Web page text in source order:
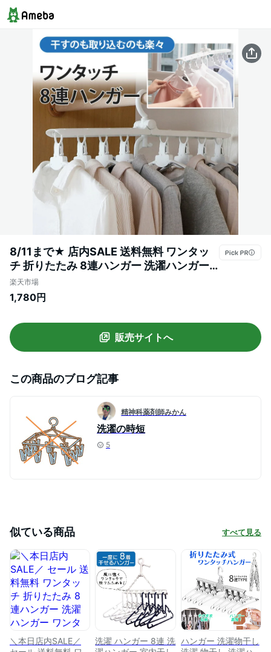
8/11まで★ 店内SALE 送料無料 ワンタッ
チ 折りたたみ 8連ハンガー 洗濯ハンガー
ワンタッチハンガー 連結ハンガー 物干し
ハンガー 8本 コンパクト 洗濯物干し 室内
新生活 ひとり暮らし
楽天市場
1,780円
販売サイトへ
この商品のブログ記事
精神科薬剤師みかん
洗濯の時短
5
似ている商品 すべて見る
＼本日店内SALE／
洗濯 ハンガー 8連 洗 ハンガー 洗濯物干し